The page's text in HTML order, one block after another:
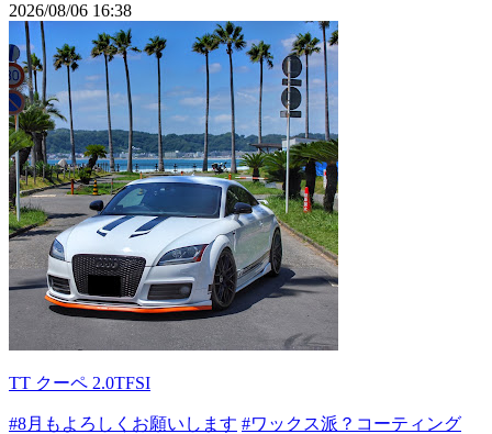
2026/08/06 16:38
TT クーペ 2.0TFSI
#8月もよろしくお願いします #ワックス派？コーティング